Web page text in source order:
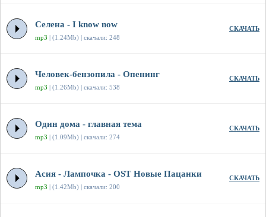
Селена - I know now
mp3 | (1.24Mb) | скачали: 248
СКАЧАТЬ
Человек-бензопила - Опенинг
mp3 | (1.26Mb) | скачали: 538
СКАЧАТЬ
Один дома - главная тема
mp3 | (1.09Mb) | скачали: 274
СКАЧАТЬ
Асия - Лампочка - OST Новые Пацанки
mp3 | (1.42Mb) | скачали: 200
СКАЧАТЬ